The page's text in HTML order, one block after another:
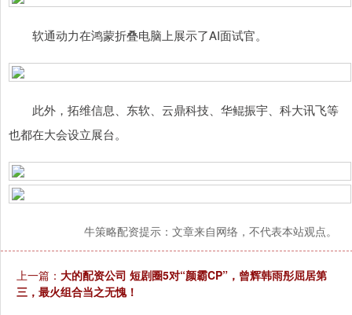
软通动力在鸿蒙折叠电脑上展示了AI面试官。
此外，拓维信息、东软、云鼎科技、华鲲振宇、科大讯飞等
也都在大会设立展台。
牛策略配资提示：文章来自网络，不代表本站观点。
上一篇： 大的配资公司 短剧圈5对“颜霸CP”，曾辉韩雨彤屈居第
三，最火组合当之无愧！